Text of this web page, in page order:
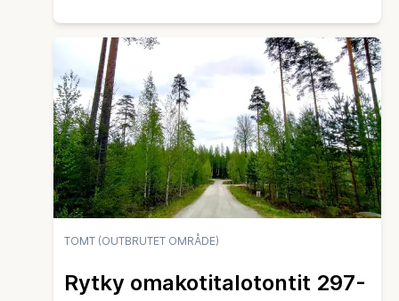
TOMT (OUTBRUTET OMRÅDE)
Rytky omakotitalotontit 297-